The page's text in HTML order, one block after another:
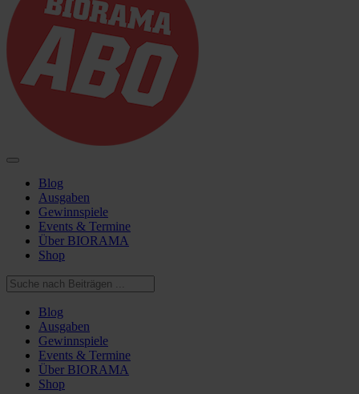
Blog
Ausgaben
Gewinnspiele
Events & Termine
Über BIORAMA
Shop
Blog
Ausgaben
Gewinnspiele
Events & Termine
Über BIORAMA
Shop